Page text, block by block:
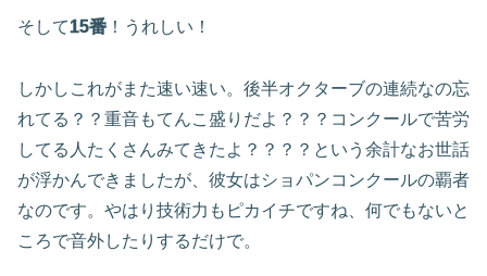
そして15番！うれしい！
しかしこれがまた速い速い。後半オクターブの連続なの忘
れてる？？重音もてんこ盛りだよ？？？コンクールで苦労
してる人たくさんみてきたよ？？？？という余計なお世話
が浮かんできましたが、彼女はショパンコンクールの覇者
なのです。やはり技術力もピカイチですね、何でもないと
ころで音外したりするだけで。